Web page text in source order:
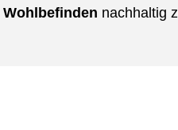
Wohlbefinden nachhaltig